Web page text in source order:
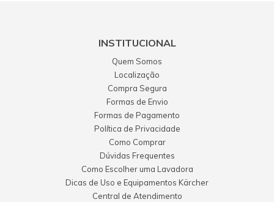
INSTITUCIONAL
Quem Somos
Localização
Compra Segura
Formas de Envio
Formas de Pagamento
Política de Privacidade
Como Comprar
Dúvidas Frequentes
Como Escolher uma Lavadora
Dicas de Uso e Equipamentos Kärcher
Central de Atendimento